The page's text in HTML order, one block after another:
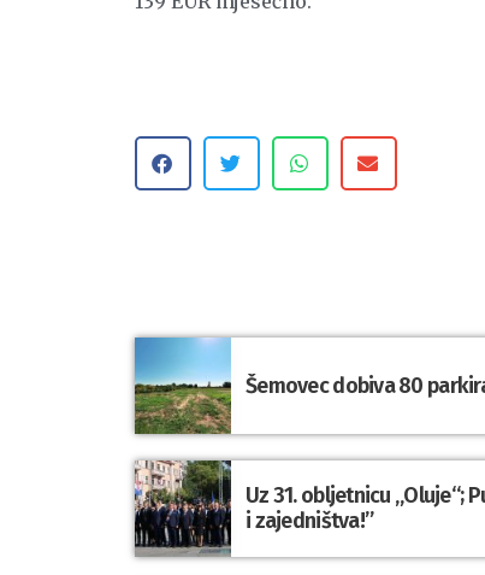
Šemovec dobiva 80
Uz 31. obljetnicu „Oluje“;
i zajedništva!”